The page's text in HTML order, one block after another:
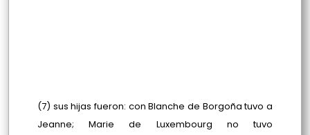
(7) sus hijas fueron: con Blanche de Borgoña tuvo a
Jeanne; Marie de Luxembourg no tuvo